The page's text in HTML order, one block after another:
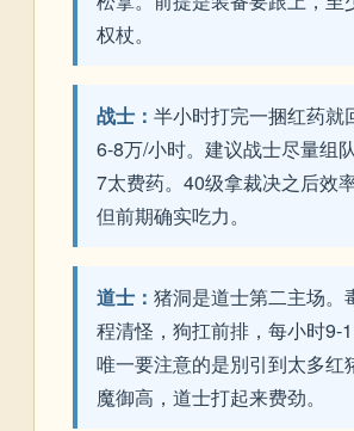
权杖。
战士： 半小时打完一捆红药就
6-8万/小时。建议战士尽量组
7太费药。40级拿裁决之后效
但前期确实吃力。
道士： 猪洞是道士第二主场。
程清怪，狗扛前排，每小时9-
唯一要注意的是別引到太多
魔御高，道士打起来费劲。